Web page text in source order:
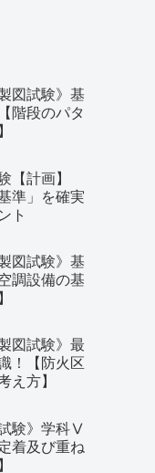
図試験》基
階段のパタ
【計画】
準」を確実
ト
図試験》基
調設備の基
図試験》最
！【防火区
え方】
験》学科Ⅴ
着及び重ね